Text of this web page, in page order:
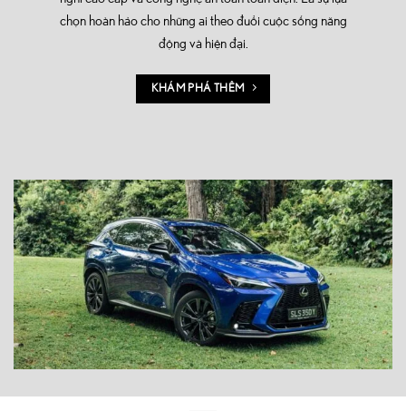
chọn hoàn hảo cho những ai theo đuổi cuộc sống năng
động và hiện đại.
KHÁM PHÁ THÊM